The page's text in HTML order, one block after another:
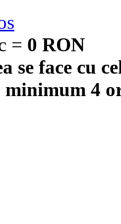
= 0 RON
se face cu
minimum 4